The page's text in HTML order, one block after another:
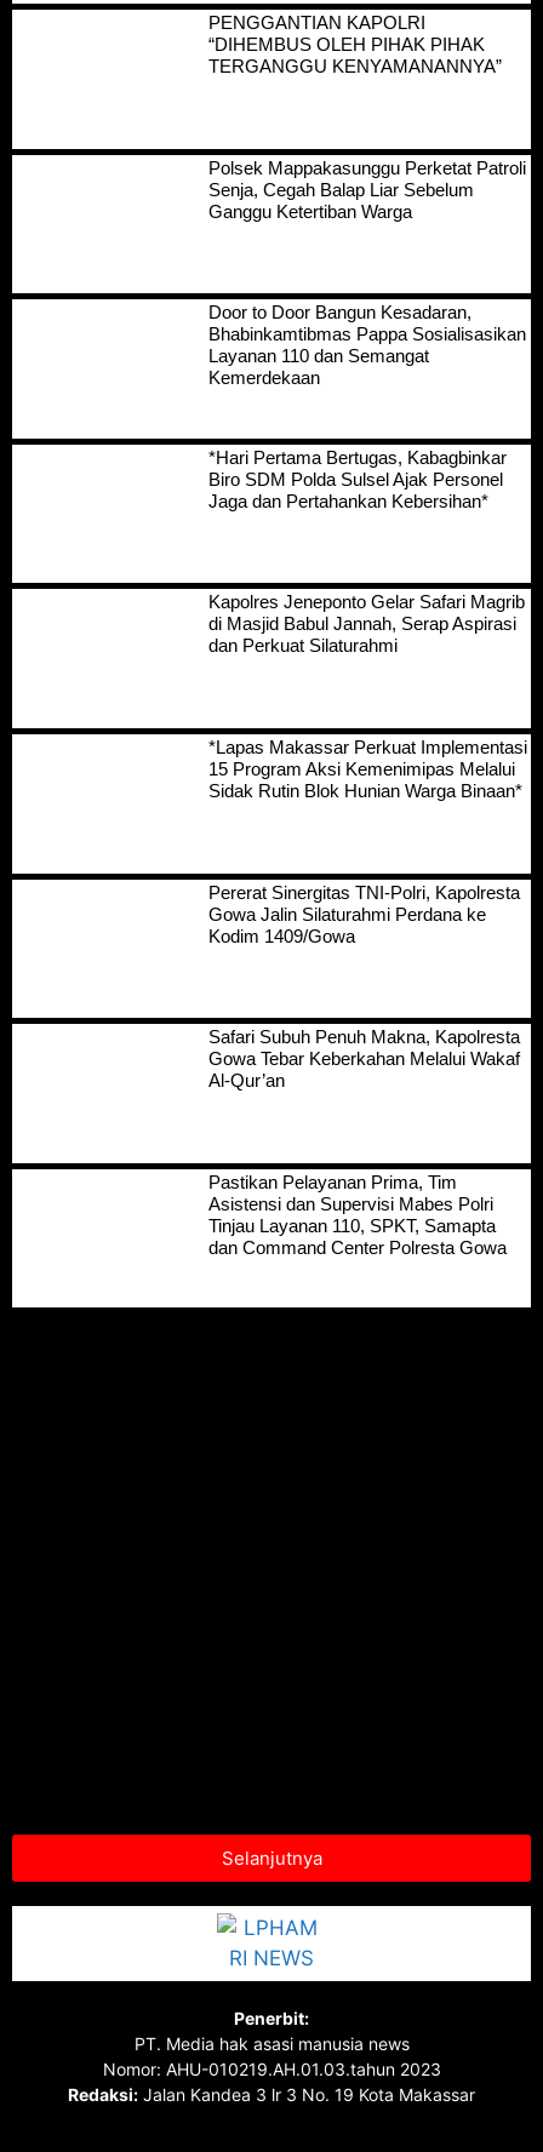
PENGGANTIAN KAPOLRI
“DIHEMBUS OLEH PIHAK PIHAK
TERGANGGU KENYAMANANNYA”
Polsek Mappakasunggu Perketat Patroli
Senja, Cegah Balap Liar Sebelum
Ganggu Ketertiban Warga
Door to Door Bangun Kesadaran,
Bhabinkamtibmas Pappa Sosialisasikan
Layanan 110 dan Semangat
Kemerdekaan
*Hari Pertama Bertugas, Kabagbinkar
Biro SDM Polda Sulsel Ajak Personel
Jaga dan Pertahankan Kebersihan*
Kapolres Jeneponto Gelar Safari Magrib
di Masjid Babul Jannah, Serap Aspirasi
dan Perkuat Silaturahmi
*Lapas Makassar Perkuat Implementasi
15 Program Aksi Kemenimipas Melalui
Sidak Rutin Blok Hunian Warga Binaan*
Pererat Sinergitas TNI-Polri, Kapolresta
Gowa Jalin Silaturahmi Perdana ke
Kodim 1409/Gowa
Safari Subuh Penuh Makna, Kapolresta
Gowa Tebar Keberkahan Melalui Wakaf
Al-Qur’an
Pastikan Pelayanan Prima, Tim
Asistensi dan Supervisi Mabes Polri
Tinjau Layanan 110, SPKT, Samapta
dan Command Center Polresta Gowa
Selanjutnya
Penerbit:
PT. Media hak asasi manusia news
Nomor: AHU-010219.AH.01.03.tahun 2023
Redaksi: Jalan Kandea 3 lr 3 No. 19 Kota Makassar